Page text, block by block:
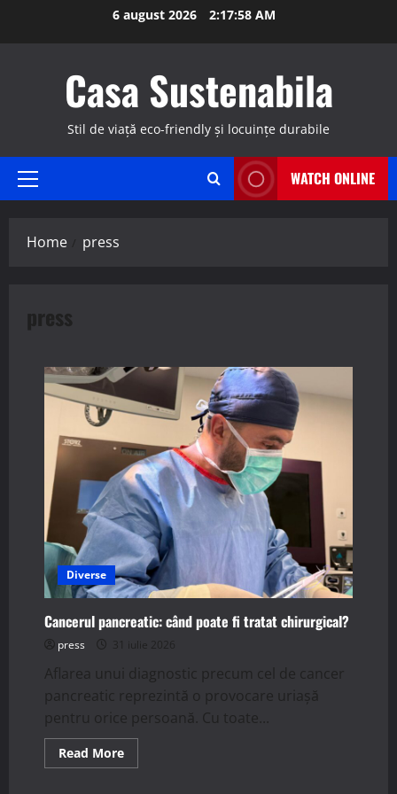
6 august 2026 2:17:59 AM
Casa Sustenabila
Stil de viață eco-friendly și locuințe durabile
Primary
WATCH ONLINE
Home press
press
Diverse
Cancerul pancreatic: când poate fi tratat chirurgical?
press 31 iulie 2026
Aflarea unui diagnostic precum cel de cancer
pancreatic reprezintă o provocare uriașă
pentru orice persoană. Cu toate...
Read MoreRead
more